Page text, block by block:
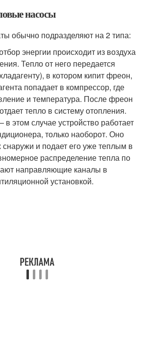
насосы
обычно подразделяют на 2 типа:
энергии происходит из воздуха
Тепло от него передается
в котором кипит фреон,
попадает в компрессор, где
и температура. После фреон
тепло в систему отопления.
в этом случае устройство работает
только наоборот. Оно
снаружи и подает его уже теплым в
распределение тепла по
направляющие каналы в
установкой.